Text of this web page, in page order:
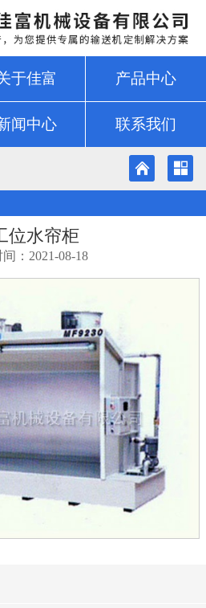
于佳富 产品中心
闻中心 联系我们
位水帘柜
：2021-08-18